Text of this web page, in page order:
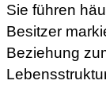
Sie führen
Besitzer
Beziehung